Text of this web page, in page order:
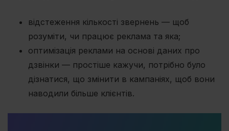
відстеження кількості звернень — щоб
розуміти, чи працює реклама та яка;
оптимізація реклами на основі даних про
дзвінки — простіше кажучи, потрібно було
дізнатися, що змінити в кампаніях, щоб вони
наводили більше клієнтів.